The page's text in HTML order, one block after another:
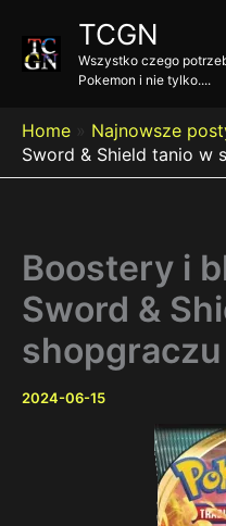
treści
TCGN
Wszystko czego
Pokemon i nie tylko....
Home Najnowsze
Sword & Shield tanio w
Boostery i
Sword &
shopgraczu
2024-06-15